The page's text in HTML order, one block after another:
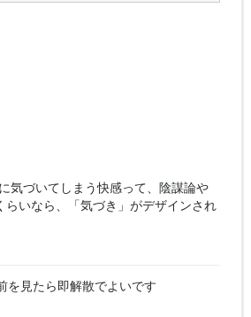
気づいてしまう快感って、陰謀論や
いなら、「気づき」がデザインされ
を見たら即解散でよいです